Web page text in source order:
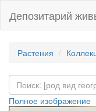
Депозитарий
Растения
Полное изображение